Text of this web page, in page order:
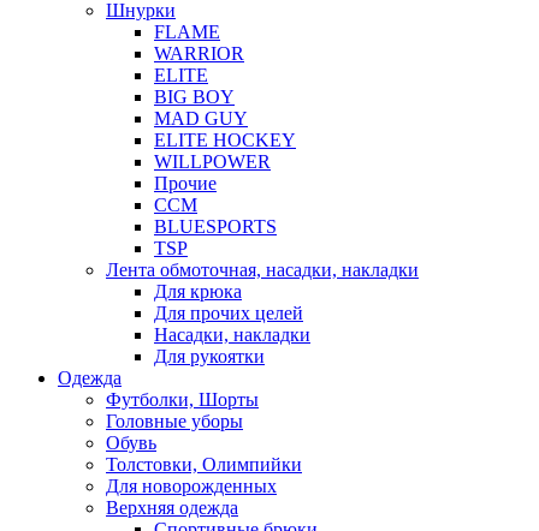
Шнурки
FLAME
WARRIOR
ELITE
BIG BOY
MAD GUY
ELITE HOCKEY
WILLPOWER
Прочие
CCM
BLUESPORTS
TSP
Лента обмоточная, насадки, накладки
Для крюка
Для прочих целей
Насадки, накладки
Для рукоятки
Одежда
Футболки, Шорты
Головные уборы
Обувь
Толстовки, Олимпийки
Для новорожденных
Верхняя одежда